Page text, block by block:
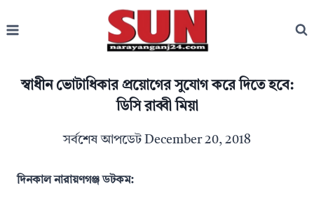
to
স্বাধীন ভোটাধিকার প্রয়োগের সুযোগ করে দিতে হবে:
ডিসি রাব্বী মিয়া
সর্বশেষ আপডেট December 20, 2018
দিনকাল নারায়ণগঞ্জ ডটকম: